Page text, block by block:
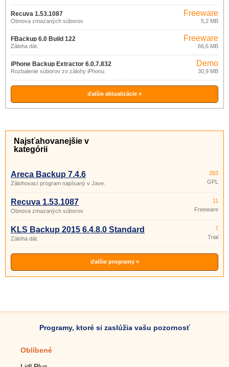
Recuva 1.53.1087
Obnova zmazaných súborov
Freeware
5,2 MB
FBackup 6.0 Build 122
Záloha dát.
Freeware
66,6 MB
iPhone Backup Extractor 6.0.7.832
Rozbalenie súborov zo zálohy iPhonu.
Demo
30,9 MB
ďalšie aktualizácie »
Najsťahovanejšie v
kategórii
Areca Backup 7.4.6
Zálohovací program napísaný v Jave.
283
GPL
Recuva 1.53.1087
Obnova zmazaných súborov
11
Freeware
KLS Backup 2015 6.4.8.0 Standard
Záloha dát.
7
Trial
ďalšie programy »
Programy, ktoré si zaslúžia vašu pozornosť
Oblíbené